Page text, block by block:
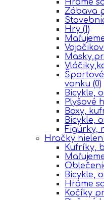
Zábava
Hry (1)
vonku (0)
Bicykle,
Plyšové
Boxy,
Bicykle,
Figúrky,
Hračky
Kufríky,
Bicykle,
Hráme
Kočíky